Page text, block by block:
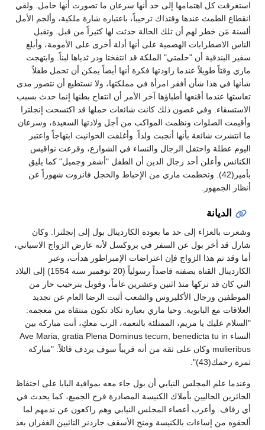
استغرقت كل اهتمامها إلى حد أنها سرعان ما تصورت أنها حامل. ولقي
انقطاع الطمث عندها وقتذاك ترحيباً، باعتباره شارة ملكية، وألجم الأمل
ألسنة مَن خطر لهم أن تلك الحالة حدثت لها كثيراً من قبل. وتقبل
الناس الاضطرابات الهضمية على أنها أدلة أخرى على الأمومة، وأبلغ
سفير البندقية أن "حلمتي" الملكة قد انتفختا ودر ثدياها لبناً. وابتهجت
ماري وقتاً طويلاً عندما راودتها فكرة أنها أيضاً يمكن أن تحمل طفلاً
شأنها في هذا شأن أفقر امرأة في مملكتها، ولا نستطيع أن نتصور مدى
تعاستها عندما أقنعها أطباؤها آخر الأمر أن انتفاخ بطنها إنما حدث بسبب
الاستسقاء. وفي غضون ذلك كانت شائعات حملها قد اكتسحت إنجلترا
وأقيمت الصلوات ونظمت المواكب من أجل ولادتها السعيدة، وسرعان
ما انتشرت شائعة بأنها أنجبت ولداً. وأغلقت الحوانيت ابتهاجاً واعتبر
اليوم عطلة واحتفل الرجال والنساء في الشوارع، وقرعت نواقيس
الكنائس وأعلن أحد رجال الدين أن الطفل "أشقر وجميل" كما يليق
بأمير(42). وتحطمت ماري من الإحباط والخجل فانزوت شهوراً عن
أنظار الجمهور.
الديانة
وشعرت بالعزاء إلى حد ما بعودة الكاردينال بول إلى إنجلترا. وكان
شارل قد أخر بول عن السفر في بروكسل لأنه عارض الزواج الاسباني،
أما وقد تم هذا الزواج فإن اعتراضات الإمبراطور هدأت، وعبر
الكاردينال القناة بصفته قاصداً رسولياً (20 نوفمبر سنة 1554) إلى البلاد
التي كان قد تركها منذ اثنين وعشرين عاماً، وقوبل بترحيب حار من
الموظفين ورجال الأكليروس والشعب أثبت الرضا العام عن تجديد
العلاقات مع البابوية. وحيا ماري بعبارة تكاد تكون منتقاة من معجمه:
"السلام عليك يا مريم، الممتلئة بالنعمة، الرب معكِ، أنت مباركة بين
النساء Ave Maria, gratia Plena Dominus tecum, benedicta tu in
mulieribus وكان على ثقة من أنه قريباً سوف يردف قائلاً: "مباركة
ثمرة رحمك(43)".
وعندما علم المجلس النيابي أن بول جاء معه بموافية البابا على احتفاظ
الحائزين الحاليين بأملاك الكنيسة المصادرة فرح الجميع، كما يحدث في
أي زفاف. وأعرب أعضاء المجلس النيابي وهم راكعون عن ندمهم لما
ألحقوه من إساءات بالكنيسة ومنح الأسقف جاردنر التائبين الغفران بعد